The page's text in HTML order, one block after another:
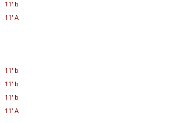
11' b
11' A
11' b
11' b
11' b
11' A